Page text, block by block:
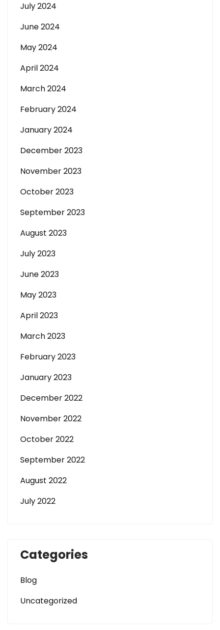
July 2024
June 2024
May 2024
April 2024
March 2024
February 2024
January 2024
December 2023
November 2023
October 2023
September 2023
August 2023
July 2023
June 2023
May 2023
April 2023
March 2023
February 2023
January 2023
December 2022
November 2022
October 2022
September 2022
August 2022
July 2022
Categories
Blog
Uncategorized